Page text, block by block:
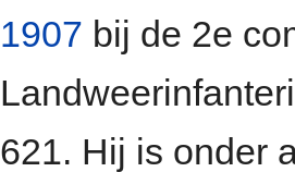
1907 bij de 2e
621. Hij is onder